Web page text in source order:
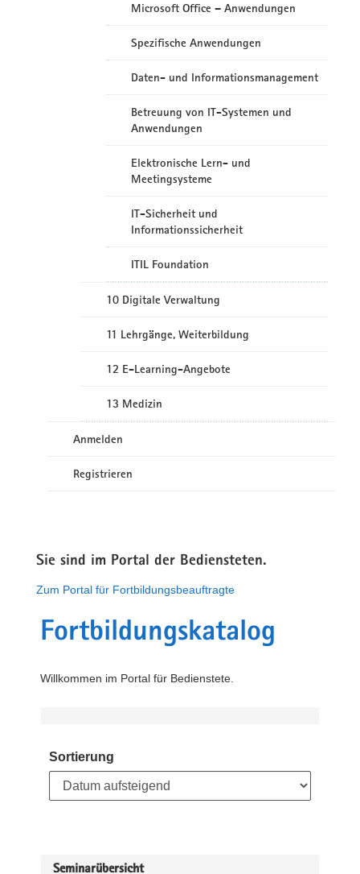
Microsoft Office – Anwendungen
Spezifische Anwendungen
Daten- und Informationsmanagement
Betreuung von IT-Systemen und
Anwendungen
Elektronische Lern- und
Meetingsysteme
IT-Sicherheit und
Informationssicherheit
ITIL Foundation
10 Digitale Verwaltung
11 Lehrgänge, Weiterbildung
12 E-Learning-Angebote
13 Medizin
Anmelden
Registrieren
Sie sind im Portal der Bediensteten.
Zum Portal für Fortbildungsbeauftragte
Fortbildungskatalog
Willkommen im Portal für Bedienstete.
Sortierung
Seminarübersicht